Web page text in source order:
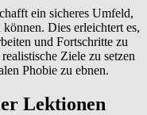
ein sicheres Umfeld,
Dies erleichtert es,
und Fortschritte zu
Ziele zu setzen
Phobie zu ebnen.
Lektionen